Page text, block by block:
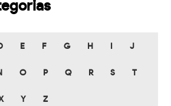
E F G H J
O P Q R S T
Y Z